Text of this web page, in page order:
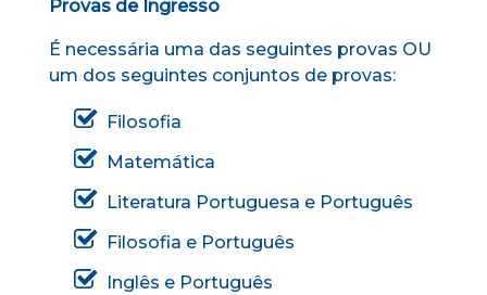
Provas de Ingresso
É necessária uma das seguintes provas OU
um dos seguintes conjuntos de provas:
Filosofia
Matemática
Literatura Portuguesa e Português
Filosofia e Português
Inglês e Português